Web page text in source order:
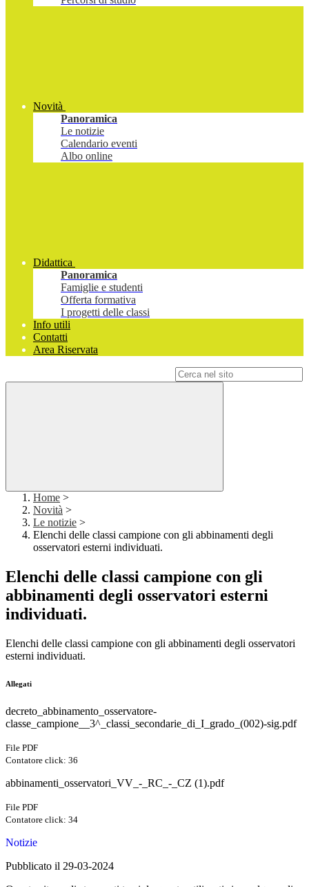
Novità
Panoramica
Le notizie
Calendario eventi
Albo online
Didattica
Panoramica
Famiglie e studenti
Offerta formativa
I progetti delle classi
Info utili
Contatti
Area Riservata
Home >
Novità >
Le notizie >
Elenchi delle classi campione con gli abbinamenti degli
osservatori esterni individuati.
Elenchi delle classi campione con gli
abbinamenti degli osservatori esterni
individuati.
Elenchi delle classi campione con gli abbinamenti degli osservatori
esterni individuati.
Allegati
decreto_abbinamento_osservatore-
classe_campione__3^_classi_secondarie_di_I_grado_(002)-sig.pdf
File PDF
Contatore click: 36
abbinamenti_osservatori_VV_-_RC_-_CZ (1).pdf
File PDF
Contatore click: 34
Notizie
Pubblicato il 29-03-2024